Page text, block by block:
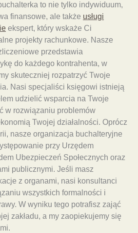
to nie tylko indywiduum,
finansowe, ale także usługi
ekspert, który wskaże Ci
projekty rachunkowe. Nasze
przedstawia
do każdego kontrahenta, w
skuteczniej rozpatrzyć Twoje
Nasi specjaliści księgowi istnieją
udzielić wsparcia na Twoje
w rozwiązaniu problemów
Twojej działalności. Oprócz
nasze organizacja buchalteryjne
przy Urzędem
Ubezpieczeń Społecznych oraz
publicznymi. Jeśli masz
z organami, nasi konsultanci
wszystkich formalności i
W wyniku tego potrafisz zająć
zakładu, a my zaopiekujemy się